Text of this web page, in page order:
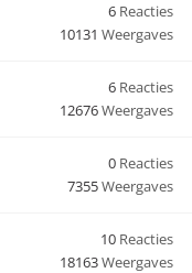
6 Reacties
10131 Weergaves
6 Reacties
12676Weergaves
0 Reacties
7355Weergaves
10 Reacties
18163Weergaves